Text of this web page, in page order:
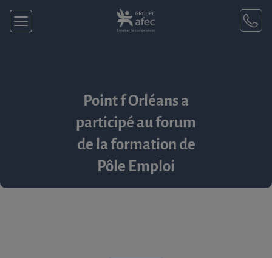
Point f Orléans a
participé au forum
de la formation de
Pôle Emploi